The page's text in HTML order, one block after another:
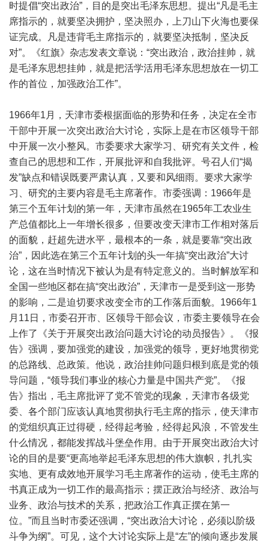
时提倡“突出政治”，目的是突出毛泽东思想。提出“凡是毛主
席指示的，就要坚决拥护，坚决照办，上刀山下火海也要保
证完成。凡是违背毛主席指示的，就要坚决抵制，坚决反
对”。《红旗》杂志发表文章说：“突出政治，政治挂帅，就
是毛泽东思想挂帅，就是把活学活用毛泽东思想放在一切工
作的首位，加强政治工作”。
1966年1月，天津市委根据面临的形势和任务，决定在全市
干部中开展一次突出政治大讨论，实际上是在市区领导干部
中开展一次小整风。市委要求大家学习、研究有关文件，检
查自己的思想和工作，开展批评和自我批评。号召人们“揭
发”缺点和错误既要严肃认真，又要和风细雨。要求大家学
习、研究的主要内容是毛主席著作。市委强调：1966年是
第三个五年计划的第一年，天津市虽然在1965年工农业生
产总值都比上一年增长很多，但要改变天津市工作相对落后
的面貌，赶超先进水平，最根本的一条，就是要靠“突出政
治”，因此选在第三个五年计划的头一年搞“突出政治”大讨
论，这在当时情况下被认为是有特定意义的。当时解放军和
全国一些地区都在搞“突出政治”，天津市一是受到这一形势
的影响，二是迫切要求改变全市的工作落后面貌。1966年1
月11日，市委召开市、区领导干部会议，市委主要领导在会
上作了《关于开展突出政治问题大讨论的动员报告》。《报
告》强调，要加强党的建设，加强党的领导，更好地贯彻党
的总路线、总政策。他说，政治挂帅问题归根到底是党的领
导问题，“领导我们事业的核心力量是中国共产党”。《报
告》指出，毛主席批评了党不管党的现象，天津市各级党
委、各个部门应该认真地贯彻执行毛主席的指示，使天津市
的党组织真正过得硬，经得起考验，经得起风浪，不管发生
什么情况，都能发挥战斗堡垒作用。由于开展突出政治大讨
论的目的是要“更高地举起毛泽东思想的伟大旗帜，扎扎实
实地、更有成效地开展学习毛主席著作的运动，使毛主席的
书真正成为一切工作的最高指示；摆正政治与经济、政治与
业务、政治与技术的关系，把政治工作真正摆在第一
位。”而且当时市委还强调，“突出政治大讨论，必须以阶级
斗争为纲”。可见，这个大讨论实际上是“左”的倾向逐步发展